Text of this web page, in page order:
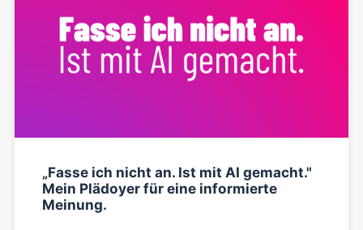
„Fasse ich nicht an. Ist mit AI gemacht."
Mein Plädoyer für eine informierte
Meinung.